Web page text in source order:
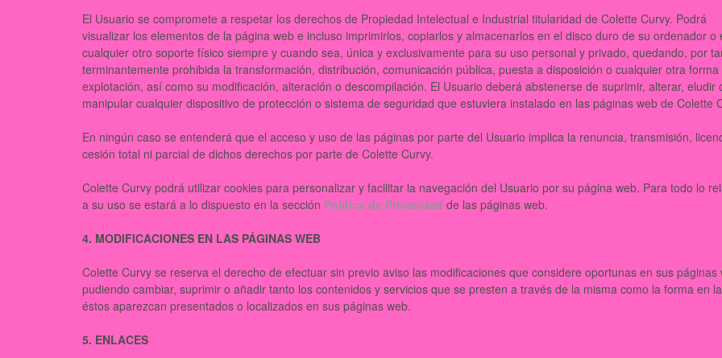
El Usuario se compromete a respetar los derechos de Propiedad Intelectual e Industrial titularidad de Colette Curvy. Podrá
visualizar los elementos de la página web e incluso imprimirlos, copiarlos y almacenarlos en el disco duro de su ordenador o
cualquier otro soporte físico siempre y cuando sea, única y exclusivamente para su uso personal y privado, quedando, por
terminantemente prohibida la transformación, distribución, comunicación pública, puesta a disposición o cualquier otra forma
explotación, así como su modificación, alteración o descompilación. El Usuario deberá abstenerse de suprimir, alterar, eludir
manipular cualquier dispositivo de protección o sistema de seguridad que estuviera instalado en las páginas web de Colette
En ningún caso se entenderá que el acceso y uso de las páginas por parte del Usuario implica la renuncia, transmisión,
cesión total ni parcial de dichos derechos por parte de Colette Curvy.
Colette Curvy podrá utilizar cookies para personalizar y facilitar la navegación del Usuario por su página web. Para todo lo
a su uso se estará a lo dispuesto en la sección Política de Privacidad de las páginas web.
4. MODIFICACIONES EN LAS PÁGINAS WEB
Colette Curvy se reserva el derecho de efectuar sin previo aviso las modificaciones que considere oportunas en sus páginas
pudiendo cambiar, suprimir o añadir tanto los contenidos y servicios que se presten a través de la misma como la forma en
éstos aparezcan presentados o localizados en sus páginas web.
5. ENLACES